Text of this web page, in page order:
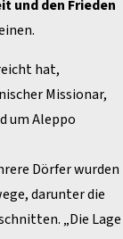
und den Frieden
hat,
Missionar,
um Aleppo
Dörfer wurden
darunter die
„Die Lage